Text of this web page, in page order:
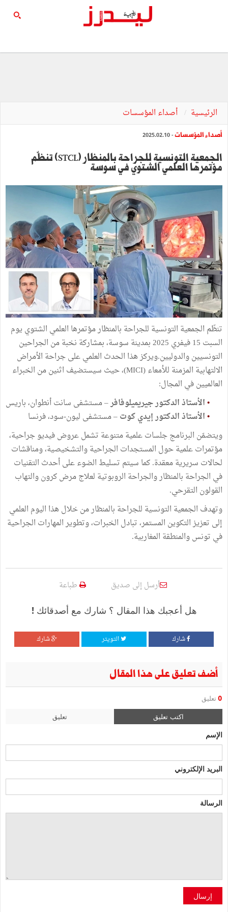
الرئيسية أصداء المؤسسات
أصداء المؤسسات- 2025.02.10
الجمعية التونسية للجراحة بالمنظار (STCL) تنظّم
مؤتمرها العلمي الشتوي في سوسة
تنظّم الجمعية التونسية للجراحة بالمنظار مؤتمرها العلمي الشتوي يوم
السبت 15 فيفري 2025 بمدينة سوسة، بمشاركة نخبة من الجراحين
التونسيين والدوليين.ويركز هذا الحدث العلمي على جراحة الأمراض
الالتهابية المزمنة للأمعاء (MICI)، حيث سيستضيف اثنين من الخبراء
العالميين في المجال:
•الأستاذ الدكتور جيريميلوفافر– مستشفى سانت أنطوان، باريس
•الأستاذ الدكتور إيدي كوت– مستشفى ليون-سود، فرنسا
ويتضمّن البرنامج جلسات علمية متنوعة تشمل عروض فيديو جراحية،
مؤتمرات علمية حول المستجدات الجراحية والتشخيصية، ومناقشات
لحالات سريرية معقدة. كما سيتم تسليط الضوء على أحدث التقنيات
في الجراحة بالمنظار والجراحة الروبوتية لعلاج مرض كرون والتهاب
القولون التقرحي.
وتهدف الجمعية التونسية للجراحة بالمنظار من خلال هذا اليوم العلمي
إلى تعزيز التكوين المستمر، تبادل الخبرات، وتطوير المهارات الجراحية
في تونس والمنطقة المغاربية.
أرسل إلى صديق طباعة
هل أعجبك هذا المقال ؟ شارك مع أصدقائك !
شارك التويتر شارك
أضف تعليق على هذا المقال
0 تعليق
اكتب تعليق تعليق
الإسم
البريد الإلكتروني
الرسالة
إرسال